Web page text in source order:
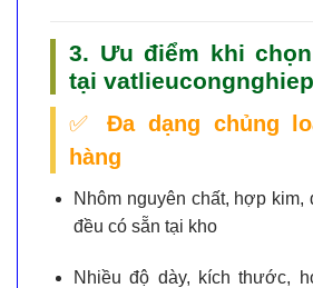
3. Ưu điểm khi
tại
✅Đa dạng chủng
hàng
Nhôm nguyên chất, hợp kim,
đều có sẵn tại kho
Nhiều độ dày, kích thước,